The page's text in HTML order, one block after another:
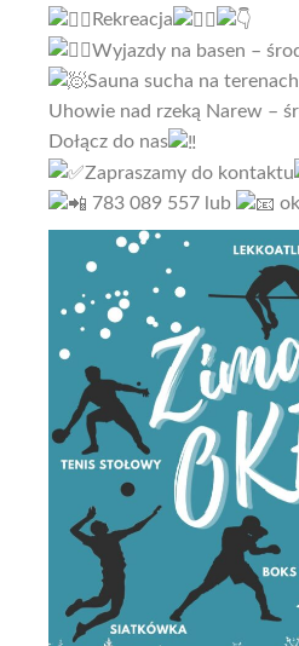
Rekreacja
Wyjazdy na basen –
Sauna sucha na
Uhowie nad rzeką Narew –
Dołącz do nas
Zapraszamy do kontaktu
783 089 557 lub